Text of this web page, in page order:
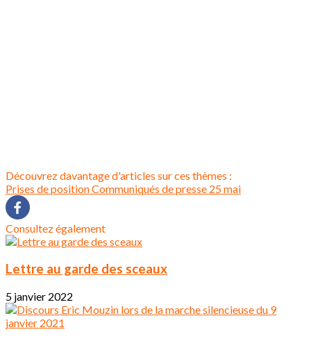
Découvrez davantage d'articles sur ces thèmes :
Prises de positionCommuniqués de presse 25 mai
Consultez également
Lettre au garde des sceaux
5 janvier 2022